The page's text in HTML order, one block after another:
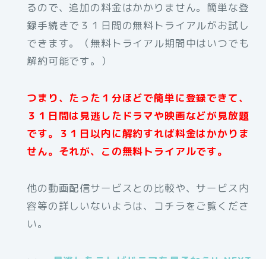
るので、追加の料金はかかりません。簡単な登
録手続きで３１日間の無料トライアルがお試し
できます。（無料トライアル期間中はいつでも
解約可能です。）
つまり、たった１分ほどで簡単に登録できて、
３１日間は見逃したドラマや映画などが見放題
です。３１日以内に解約すれば料金はかかりま
せん。それが、この無料トライアルです。
他の動画配信サービスとの比較や、サービス内
容等の詳しいないようは、コチラをご覧くださ
い。